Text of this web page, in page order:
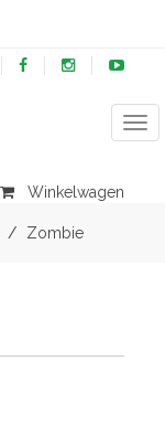
Winkelwagen
Zombie